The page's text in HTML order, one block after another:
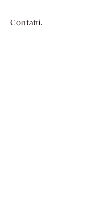
Contatti.